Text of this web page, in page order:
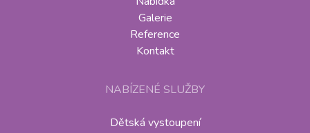
Galerie
Reference
Kontakt
NABÍZENÉ SLUŽBY
Dětská vystoupení